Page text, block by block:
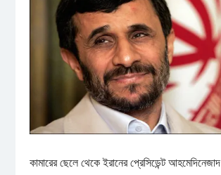
কামারের ছেলে থেকে ইরানের প্রেসিডেন্ট আহমেদিনেজাদ